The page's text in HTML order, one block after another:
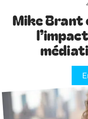
Mike Brant